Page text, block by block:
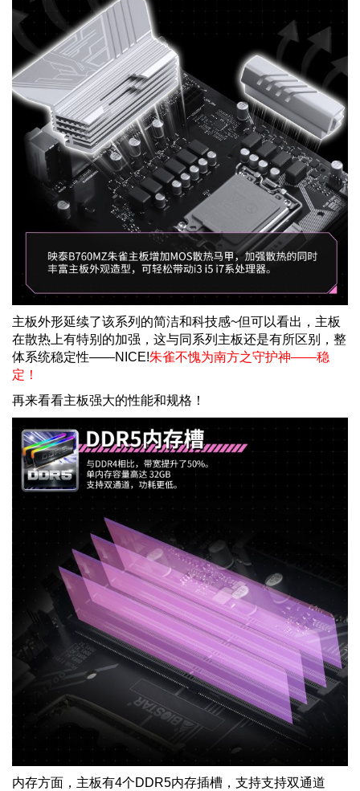
主板外形延续了该系列的简洁和科技感~但可以看出，主板
在散热上有特别的加强，这与同系列主板还是有所区别，整
体系统稳定性——NICE!朱雀不愧为南方之守护神——稳
定！
再来看看主板强大的性能和规格！
内存方面，主板有4个DDR5内存插槽，支持支持双通道